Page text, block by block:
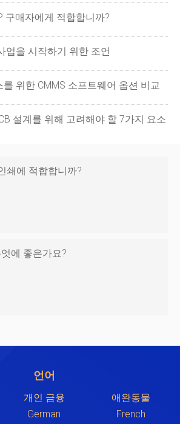
구매자에게 적합합니까?
업을 시작하기 위한 조언
위한 CMMS 소프트웨어 옵션 비교
설계를 위해 고려해야 할 7가지 요소
쇄에 적합합니까?
에 좋은가요?
언어
개인 금융
애완동물
German French